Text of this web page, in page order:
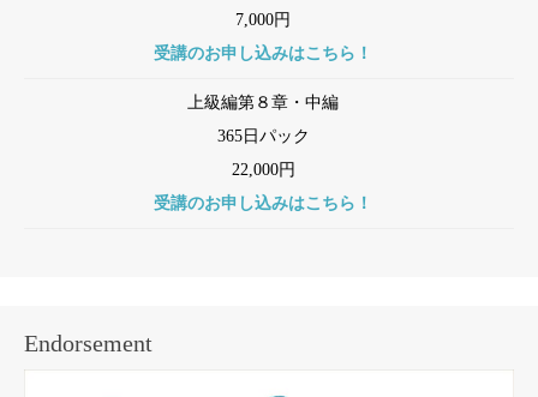
7,000円
受講のお申し込みはこちら！
上級編第８章・中編
365日パック
22,000円
受講のお申し込みはこちら！
Endorsement